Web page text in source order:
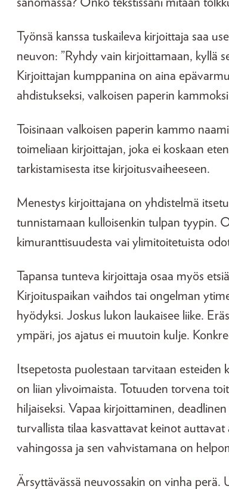
Työnsä kanssa tuskaileva kirjoittaja saa
neuvon: ”Ryhdy vain kirjoittamaan, kyllä
Kirjoittajan kumppanina on aina
ahdistukseksi, valkoisen paperin
Toisinaan valkoisen paperin kammo
toimeliaan kirjoittajan, joka ei koskaan
tarkistamisesta itse kirjoitusvaiheeseen.
Menestys kirjoittajana on yhdistelmä
tunnistamaan kulloisenkin tulpan tyypin.
kimuranttisuudesta vai ylimitoitetuista
Tapansa tunteva kirjoittaja osaa myös
Kirjoituspaikan vaihdos tai ongelman
hyödyksi. Joskus lukon laukaisee liike.
ympäri, jos ajatus ei muutoin kulje.
Itsepetosta puolestaan tarvitaan
on liian ylivoimaista. Totuuden torvena
hiljaiseksi. Vapaa kirjoittaminen,
turvallista tilaa kasvattavat keinot
vahingossa ja sen vahvistamana on
Ärsyttävässä neuvossakin on vinha perä.